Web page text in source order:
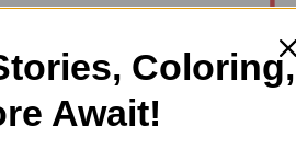
Our team
categories,
Coloring,
Await!